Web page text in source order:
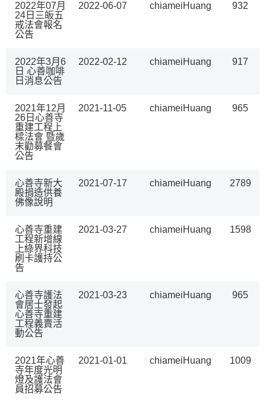
2022年07月
24日三皈五
戒法會報名
公告
2022-06-07 chiameiHuang 932
2022年3月6
日 心善咖啡
日消息公告
2022-02-12 chiameiHuang 917
2021年12月
26日心善寺
重建工程上
樑法會 暨歲
末勸募餐會
公告
2021-11-05 chiameiHuang 965
心善寺新大
殿捐造供養
佛像說明
2021-07-17 chiameiHuang 2789
心善寺重建
工程新增線
上綠界科技
刷卡護持公
告
2021-03-27 chiameiHuang 1598
心善寺護法
會居士發起
心善寺重建
工程義賣活
動公告
2021-03-23 chiameiHuang 965
2021年心善
寺年度光明
燈及護法會
員招募公告
2021-01-01 chiameiHuang 1009